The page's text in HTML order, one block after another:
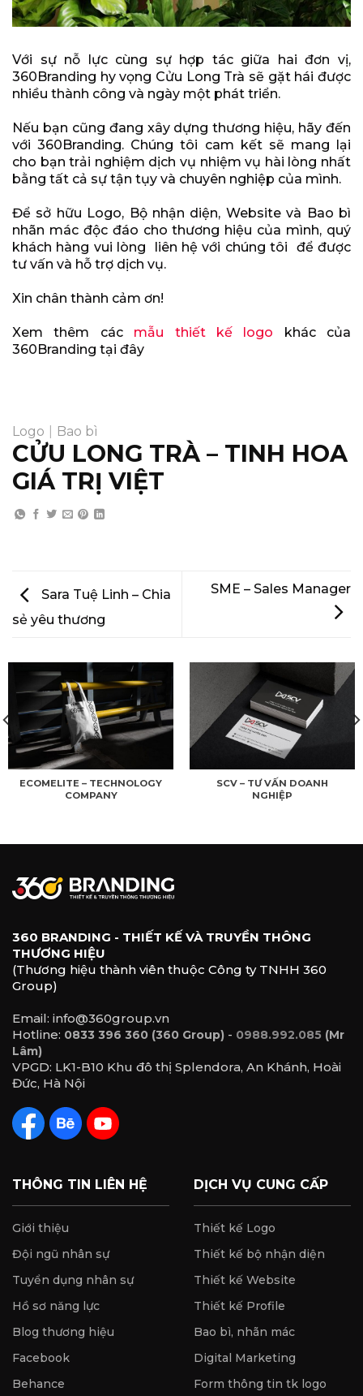
Với sự nỗ lực cùng sự hợp tác giữa hai đơn vị,
360Branding hy vọng Cửu Long Trà sẽ gặt hái được
nhiều thành công và ngày một phát triển.
Nếu bạn cũng đang xây dựng thương hiệu, hãy đến
với 360Branding. Chúng tôi cam kết sẽ mang lại
cho bạn trải nghiệm dịch vụ nhiệm vụ hài lòng nhất
bằng tất cả sự tận tụy và chuyên nghiệp của mình.
Để sở hữu Logo, Bộ nhận diện, Website và Bao bì
nhãn mác độc đáo cho thương hiệu của mình, quý
khách hàng vui lòng liên hệ với chúng tôi để được
tư vấn và hỗ trợ dịch vụ.
Xin chân thành cảm ơn!
Xem thêm các mẫu thiết kế logo khác của
360Branding tại đây
Logo Bao bì
CỬU LONG TRÀ – TINH HOA
GIÁ TRỊ VIỆT
Sara Tuệ Linh – Chia
sẻ yêu thương
SME – Sales Manager
ECOMELITE – TECHNOLOGY
COMPANY
SCV – TƯ VẤN DOANH
NGHIỆP
360 BRANDING - THIẾT KẾ VÀ TRUYỀN THÔNG
THƯƠNG HIỆU
(Thương hiệu thành viên thuộc Công ty TNHH 360
Group)
Email: info@360group.vn
Hotline: 0833 396 360 (360 Group) - 0988.992.085 (Mr
Lâm)
VPGD: LK1-B10 Khu đô thị Splendora, An Khánh, Hoài
Đức, Hà Nội
THÔNG TIN LIÊN HỆ
Giới thiệu
Đội ngũ nhân sự
Tuyển dụng nhân sự
Hồ sơ năng lực
Blog thương hiệu
Facebook
Behance
DỊCH VỤ CUNG CẤP
Thiết kế Logo
Thiết kế bộ nhận diện
Thiết kế Website
Thiết kế Profile
Bao bì, nhãn mác
Digital Marketing
Form thông tin tk logo